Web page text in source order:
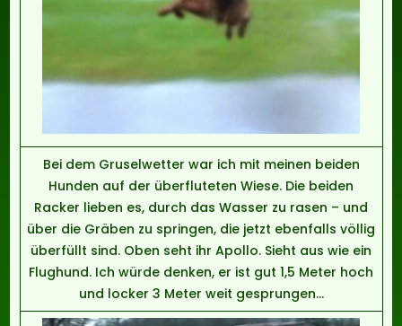
Bei dem Gruselwetter war ich mit meinen beiden
Hunden auf der überfluteten Wiese. Die beiden
Racker lieben es, durch das Wasser zu rasen – und
über die Gräben zu springen, die jetzt ebenfalls völlig
überfüllt sind. Oben seht ihr Apollo. Sieht aus wie ein
Flughund. Ich würde denken, er ist gut 1,5 Meter hoch
und locker 3 Meter weit gesprungen…